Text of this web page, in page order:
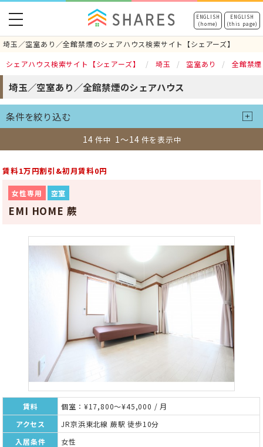
ENGLISH
(home)
ENGLISH
(this page)
埼玉／空室あり／全館禁煙のシェアハウス検索サイト【シェアーズ】
toggle
navigation
シェアハウス検索サイト【シェアーズ】 埼玉 空室あり 全館禁煙
埼玉／空室あり／全館禁煙のシェアハウス
条件を絞り込む
14 件中 1～14 件を表示中
賃料1万円割引&初月賃料0円
女性専用 空室
EMI HOME 蕨
賃料
個室：¥17,800～¥45,000 / 月
アクセス
JR京浜東北線 蕨駅 徒歩10分
入居条件
女性